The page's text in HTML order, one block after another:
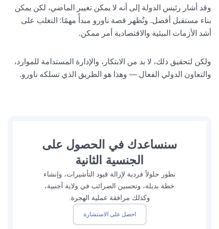
وقد أشار رئيس الدولة إلى أنه لا يمكن تغيير الماضي، لكن يمكن
بناء مستقبل أفضل. وتُظهر قصة ناورو مبدأً مهمًا: التغلب على
أشد الأزمات البيئية والاقتصادية أمر ممكن.
ولكن لتحقيق ذلك، لا بد من الابتكار، والإدارة المستدامة للموارد،
والتعاون الدولي الفعال — وهذا هو الطريق الذي تسلكه ناورو.
سنساعدك في الحصول على
الجنسية الثانية
نطور حلولاً فردية لإزالة قيود التأشيرات، وإنشاء
خطة بديلة، وتحسين الضرائب في ولاية أجنبية،
وكذلك مرافقة عملية الهجرة.
احصل على الاستشارة